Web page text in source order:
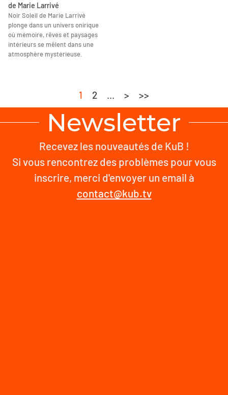
de Marie Larrivé
Noir Soleil de Marie Larrivé
plonge dans un univers onirique
où mémoire, rêves et paysages
intérieurs se mêlent dans une
atmosphère mystérieuse.
1 2 ... > >>
Newsletter
Recevez les nouveautés de KuB !
Si vous rencontrez des problèmes pour vous
inscrire, merci d'envoyer un email à
contact@kub.tv